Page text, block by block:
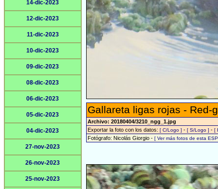
14-dic-2023
12-dic-2023
11-dic-2023
10-dic-2023
09-dic-2023
08-dic-2023
06-dic-2023
05-dic-2023
04-dic-2023
27-nov-2023
26-nov-2023
25-nov-2023
Gallareta ligas rojas - Red-
Archivo: 20180404/3210_ngg_1.jpg
Exportar la foto con los datos: [ C/Logo ] - [ S/Logo ] - [
Fotógrafo: Nicolás Giorgio - [ Ver más fotos de esta